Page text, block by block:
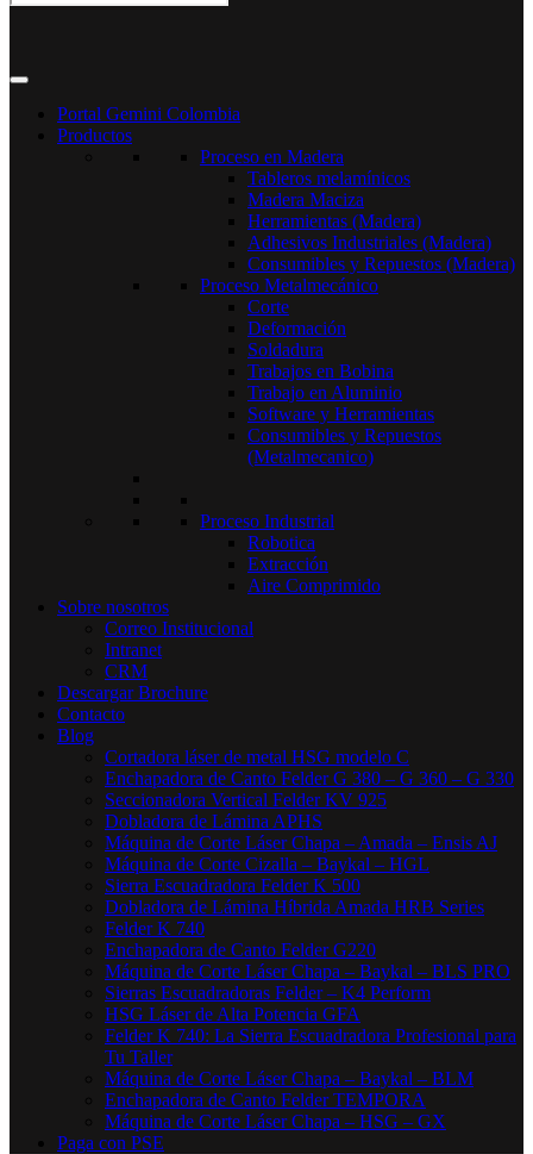
Portal Gemini Colombia
Productos
Proceso en Madera
Tableros melamínicos
Madera Maciza
Herramientas (Madera)
Adhesivos Industriales (Madera)
Consumibles y Repuestos (Madera)
Proceso Metalmecánico
Corte
Deformación
Soldadura
Trabajos en Bobina
Trabajo en Aluminio
Software y Herramientas
Consumibles y Repuestos
(Metalmecanico)
Proceso Industrial
Robotica
Extracción
Aire Comprimido
Sobre nosotros
Correo Institucional
Intranet
CRM
Descargar Brochure
Contacto
Blog
Cortadora láser de metal HSG modelo C​
Enchapadora de Canto Felder G 380 – G 360 – G 330
Seccionadora Vertical Felder KV 925
Dobladora de Lámina APHS
Máquina de Corte Láser Chapa – Amada – Ensis AJ
Máquina de Corte Cizalla – Baykal – HGL
Sierra Escuadradora Felder K 500
Dobladora de Lámina Híbrida Amada HRB Series
Felder K 740
Enchapadora de Canto Felder G220
Máquina de Corte Láser Chapa – Baykal – BLS PRO
Sierras Escuadradoras Felder – K4 Perform
HSG Láser de Alta Potencia GFA
Felder K 740: La Sierra Escuadradora Profesional para
Tu Taller
Máquina de Corte Láser Chapa – Baykal – BLM
Enchapadora de Canto Felder TEMPORA
Máquina de Corte Láser Chapa – HSG – GX
Paga con PSE